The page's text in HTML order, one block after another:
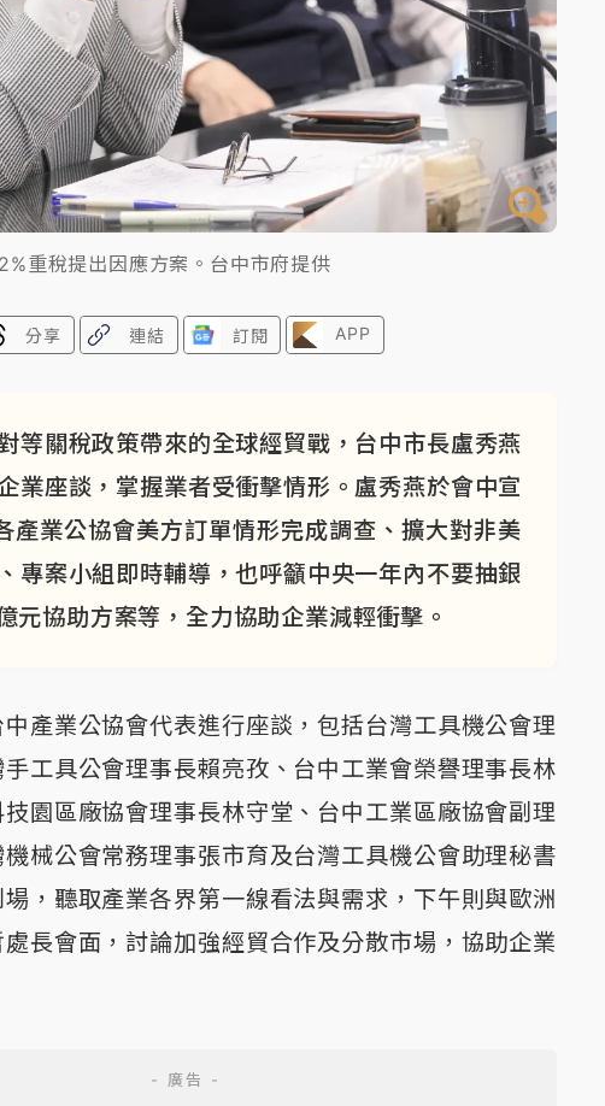
重稅提出因應方案。台中市府提供
分享 連結 訂閱 APP
等關稅政策帶來的全球經貿戰，台中市長盧秀燕
業座談，掌握業者受衝擊情形。盧秀燕於會中宣
業公協會美方訂單情形完成調查、擴大對非美
專案小組即時輔導，也呼籲中央一年內不要抽銀
協助方案等，全力協助企業減輕衝擊。
產業公協會代表進行座談，包括台灣工具機公會理
工具公會理事長賴亮孜、台中工業會榮譽理事長林
園區廠協會理事長林守堂、台中工業區廠協會副理
械公會常務理事張市育及台灣工具機公會助理秘書
，聽取產業各界第一線看法與需求，下午則與歐洲
長會面，討論加強經貿合作及分散市場，協助企業